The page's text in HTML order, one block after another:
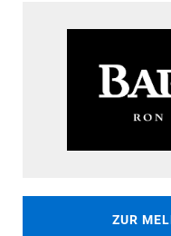
ZUR